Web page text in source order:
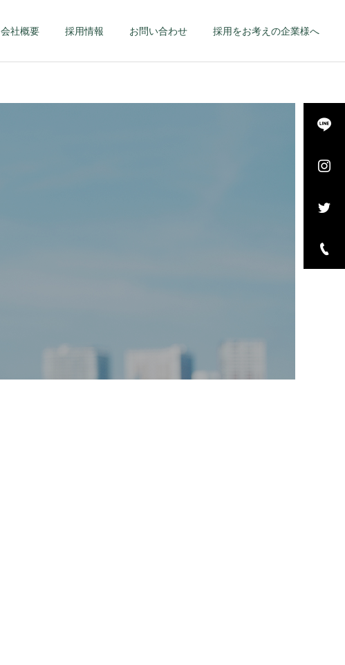
会社概要 採用情報 お問い合わせ 採用をお考えの企業様へ